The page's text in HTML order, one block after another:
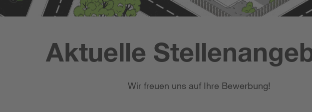
Aktuelle
Wir freuen uns auf Ihre Bewerbung!